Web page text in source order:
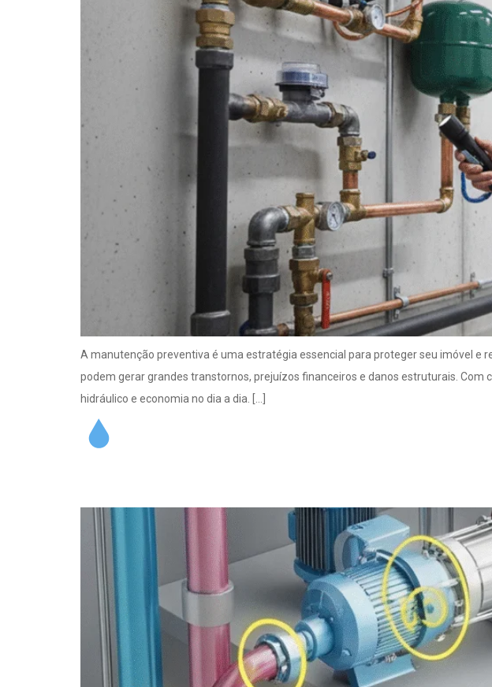
A manutenção preventiva é uma estratégia essencial para proteger seu imóvel e
podem gerar grandes transtornos, prejuízos financeiros e danos estruturais.
hidráulico e economia no dia a dia. […]